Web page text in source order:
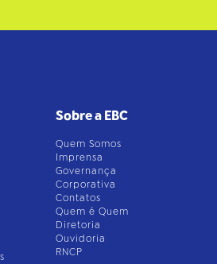
Sobre a EBC
Quem Somos
Imprensa
Governança
Corporativa
Contatos
Quem é Quem
Diretoria
Ouvidoria
RNCP